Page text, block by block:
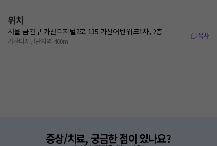
위치
서울 금천구 가산디지털2로 135 가산어반워크1차, 2층
가산디지털단지역 400m
복사
증상/치료, 궁금한 점이 있나요?